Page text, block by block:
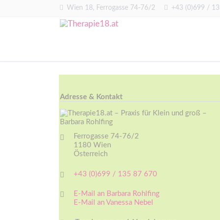
Wien 18, Ferrogasse 74-76/2 +43 (0)699 /
Adresse & Kontakt
Ferrogasse 74-76/2
1180 Wien
Österreich
+43 (0)699 / 135 87 670
E-Mail an Barbara Rohlfing
E-Mail an Vanessa Nebel